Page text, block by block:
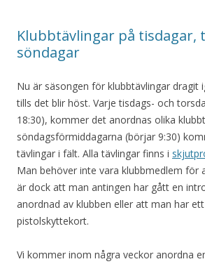
Klubbtävlingar på tisdagar,
söndagar
Nu är säsongen för klubbtävlingar dragit
tills det blir höst. Varje tisdags- och
18:30), kommer det anordnas olika
söndagsförmiddagarna (börjar 9:30)
tävlingar i fält. Alla tävlingar finns i
Man behöver inte vara klubbmedlem för
är dock att man antingen har gått en
anordnad av klubben eller att man har
pistolskyttekort.
Vi kommer inom några veckor anordna